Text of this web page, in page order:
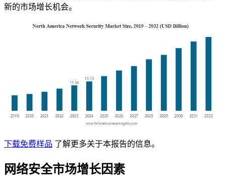
新的市场增长机会。
下载免费样品 了解更多关于本报告的信息。
网络安全市场增长因素